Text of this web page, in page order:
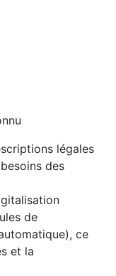
légales
des
de
ce
et la